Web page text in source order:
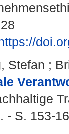
Stefan ;
- S. 153-